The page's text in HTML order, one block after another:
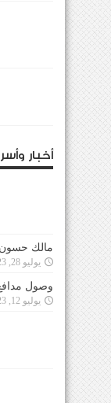
أخبار
مالك حسون
يوليو 28, 2023
وصول مدافع
يوليو 12, 2023